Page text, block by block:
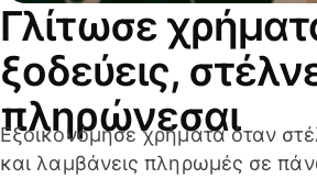
Γλίτωσε
ξοδεύεις,
πληρώνεσαι
Εξοικονόμησε χρήματα όταν
και λαμβάνεις πληρωμές σε